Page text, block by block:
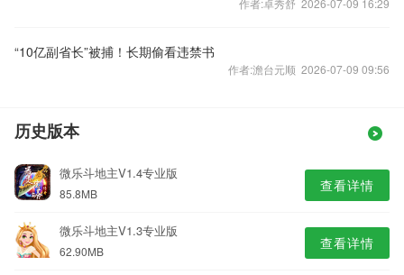
作者:卓秀舒 2026-07-09 16:29
“10亿副省长”被捕！长期偷看违禁书
作者:澹台元顺 2026-07-09 09:56
历史版本
微乐斗地主V1.4专业版
85.8MB 查看详情
微乐斗地主V1.3专业版
62.90MB 查看详情